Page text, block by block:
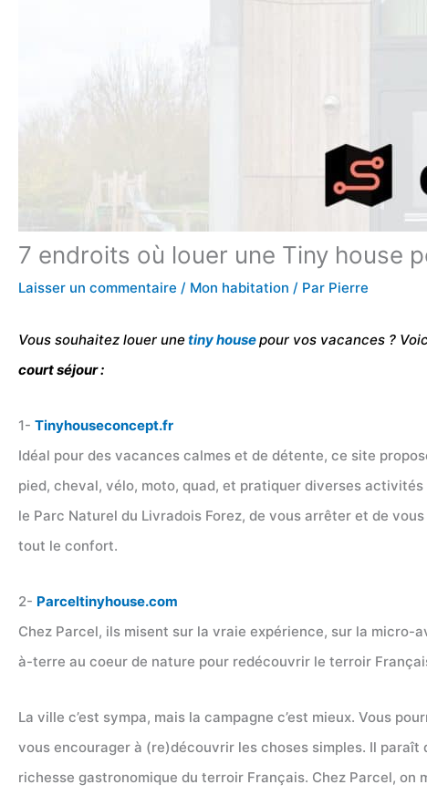
7 endroits où louer une Tiny house
Laisser un commentaire / Mon habitation / Par Pierre
Vous souhaitez louer unetiny housepour vos vacances ?
court séjour :
1- Tinyhouseconcept.fr
Idéal pour des vacances calmes et de détente, ce site
pied, cheval, vélo, moto, quad, et pratiquer diverses
le Parc Naturel du Livradois Forez, de vous arrêter et de
tout le confort.
2- Parceltinyhouse.com
Chez Parcel, ils misent sur la vraie expérience, sur la
à-terre au coeur de nature pour redécouvrir le terroir
La ville c’est sympa, mais la campagne c’est mieux. Vous
vous encourager à (re)découvrir les choses simples. Il
richesse gastronomique du terroir Français. Chez Parcel, on